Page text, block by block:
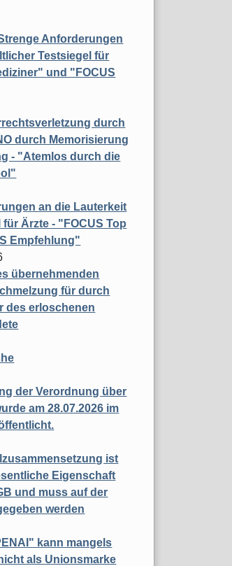
Anforderungen
Testsiegel für
und "FOCUS
durch
durch Memorisierung
- "Atemlos durch die
an die Lauterkeit
Ärzte - "FOCUS Top
Empfehlung"
übernehmenden
für durch
des erloschenen
der Verordnung über
am 28.07.2026 im
ist
Eigenschaft
und muss auf der
werden
kann mangels
als Unionsmarke